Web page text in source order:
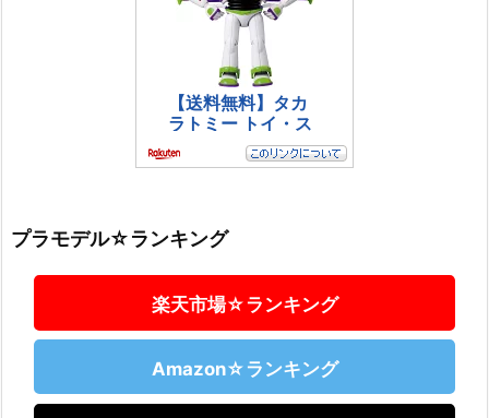
プラモデル☆ランキング
楽天市場☆ランキング
Amazon☆ランキング